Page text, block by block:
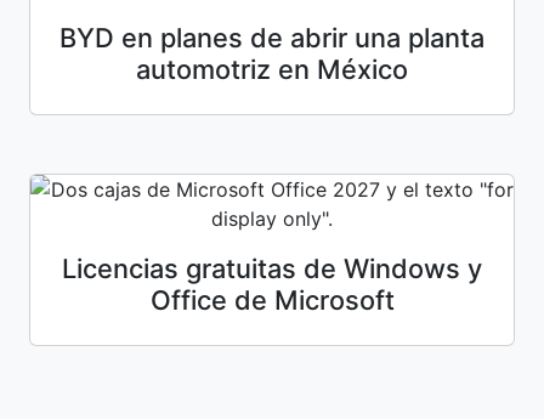
BYD en planes de abrir una planta
automotriz en México
Licencias gratuitas de Windows y
Office de Microsoft